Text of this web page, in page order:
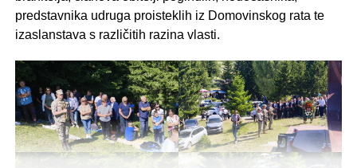
predstavnika udruga proisteklih iz Domovinskog rata te
izaslanstava s različitih razina vlasti.